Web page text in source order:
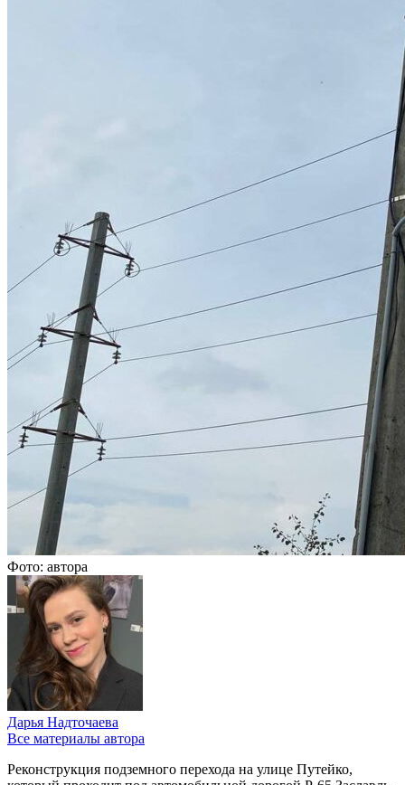
Фото: автора
Дарья Надточаева
Все материалы автора
Реконструкция подземного перехода на улице Путейко,